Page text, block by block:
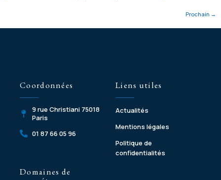
Prochain →
Coordonnées
9 rue Christiani 75018
Paris
01 87 66 05 96
Liens utiles
Actualités
Mentions légales
Politique de
confidentialités
Domaines de